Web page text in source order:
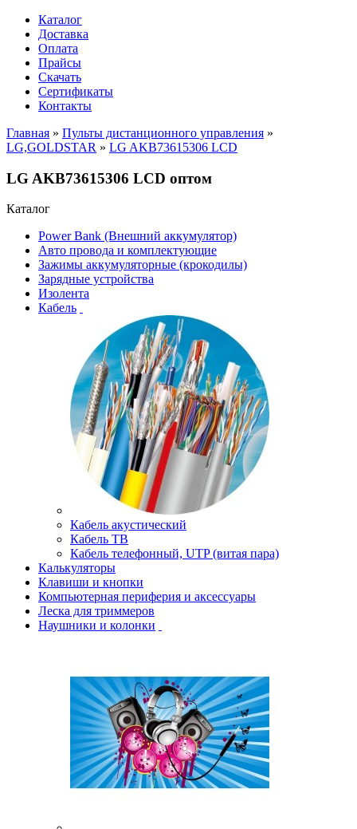
Каталог
Доставка
Оплата
Прайсы
Cкачать
Сертификаты
Контакты
Главная » Пульты дистанционного управления »
LG,GOLDSTAR » LG AKB73615306 LCD
LG AKB73615306 LCD оптом
Каталог
Power Bank (Внешний аккумулятор)
Авто провода и комплектующие
Зажимы аккумуляторные (крокодилы)
Зарядные устройства
Изолента
Кабель
Кабель акустический
Кабель ТВ
Кабель телефонный, UTP (витая пара)
Калькуляторы
Клавиши и кнопки
Компьютерная периферия и аксессуары
Леска для триммеров
Наушники и колонки